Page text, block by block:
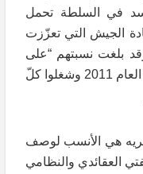
في السلطة تحمل
الجيش التي تعزّزت
بلغت نسبتهم “على
الأرجح أكثر من 80% من الضباط في العام 2011 وشغلوا كلّ
هي الأنسب لوصف
العقائدي والنظامي